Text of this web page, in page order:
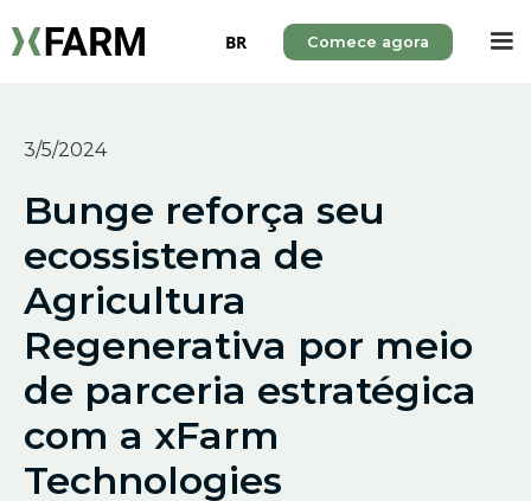
BR Comece agora
3/5/2024
Bunge reforça seu
ecossistema de
Agricultura
Regenerativa por meio
de parceria estratégica
com a xFarm
Technologies